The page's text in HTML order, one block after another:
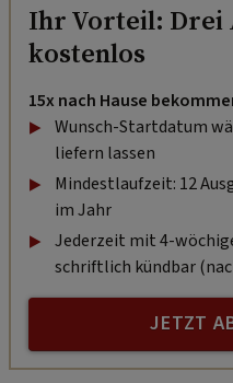
Ihr Vorteil: Drei
kostenlos
15x nach Hause
Wunsch-Startdatum
liefern lassen
Mindestlaufzeit: 12
im Jahr
Jederzeit mit 4-
schriftlich kündbar
JETZT